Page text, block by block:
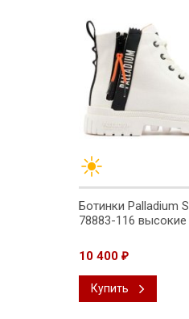
Ботинки Palladium
78883-116
10 400 ₽
Купить